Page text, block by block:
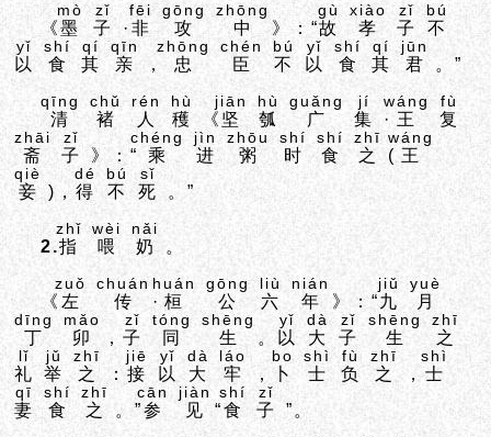
《墨
mò
子
zǐ
· 非
fēi
攻
gōng
中
zhōng
》：“故
gù
孝
xiào
子
zǐ
不
bú
以
yǐ
食
shí
其
qí
亲
qīn
， 忠
zhōng
臣
chén
不
bú
以
yǐ
食
shí
其
qí
君
jūn
。”
清
qīng
褚
chǔ
人
rén
穫
hù
《 坚
jiān
瓠
hù
广
guǎng
集
jí
· 王
wáng
复
fù
斋
zhāi
子
zǐ
》：“ 乘
chéng
进
jìn
粥
zhōu
时
shí
食
shí
之
zhī
( 王
wáng
妾
qiè
)，得
dé
不
bú
死
sǐ
。”
2.指
zhǐ
喂
wèi
奶
nǎi
。
《 左
zuǒ
传
chuán
· 桓
huán
公
gōng
六
liù
年
nián
》：“九
jiǔ
月
yuè
丁
dīng
卯
mǎo
，子
zǐ
同
tóng
生
shēng
。以
yǐ
大
dà
子
zǐ
生
shēng
之
zhī
礼
lǐ
举
jǔ
之
zhī
：接
jiē
以
yǐ
大
dà
牢
láo
， 卜
bo
士
shì
负
fù
之
zhī
， 士
shì
妻
qī
食
shí
之
zhī
。”参
cān
见
jiàn
“食
shí
子
zǐ
”。